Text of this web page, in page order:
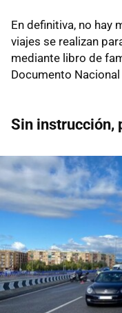
En definitiva, no hay
viajes se realizan
mediante libro de
Documento
Sin instrucción,